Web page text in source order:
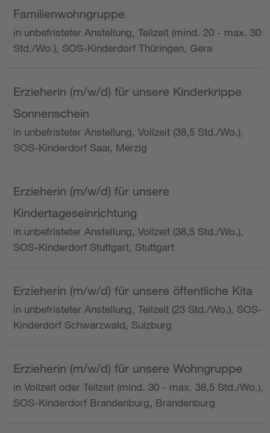
Familienwohngruppe
in unbefristeter Anstellung, Teilzeit (mind. 20 - max. 30
Std./Wo.), SOS-Kinderdorf Thüringen, Gera
Erzieherin (m/w/d) für unsere Kinderkrippe
Sonnenschein
in unbefristeter Anstellung, Vollzeit (38,5 Std./Wo.),
SOS-Kinderdorf Saar, Merzig
Erzieherin (m/w/d) für unsere
Kindertageseinrichtung
in unbefristeter Anstellung, Vollzeit (38,5 Std./Wo.),
SOS-Kinderdorf Stuttgart, Stuttgart
Erzieherin (m/w/d) für unsere öffentliche Kita
in unbefristeter Anstellung, Teilzeit (23 Std./Wo.), SOS-
Kinderdorf Schwarzwald, Sulzburg
Erzieherin (m/w/d) für unsere Wohngruppe
in Vollzeit oder Teilzeit (mind. 30 - max. 38,5 Std./Wo.),
SOS-Kinderdorf Brandenburg, Brandenburg